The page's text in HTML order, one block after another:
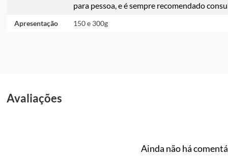
para pessoa, e é sempre recomendado
Apresentação 150 e 300g
Avaliações
Ainda não há